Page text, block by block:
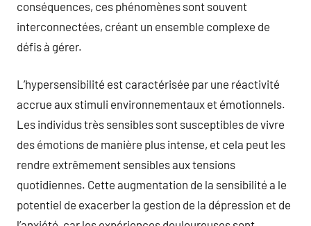
conséquences, ces phénomènes sont souvent
interconnectées, créant un ensemble complexe de
défis à gérer.
L’hypersensibilité est caractérisée par une réactivité
accrue aux stimuli environnementaux et émotionnels.
Les individus très sensibles sont susceptibles de vivre
des émotions de manière plus intense, et cela peut les
rendre extrêmement sensibles aux tensions
quotidiennes. Cette augmentation de la sensibilité a le
potentiel de exacerber la gestion de la dépression et de